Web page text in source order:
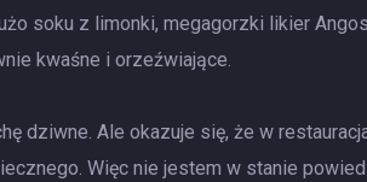
soku z limonki, megagorzki likier
kwaśne i orzeźwiające.
dziwne. Ale okazuje się, że w
Więc nie jestem w stanie